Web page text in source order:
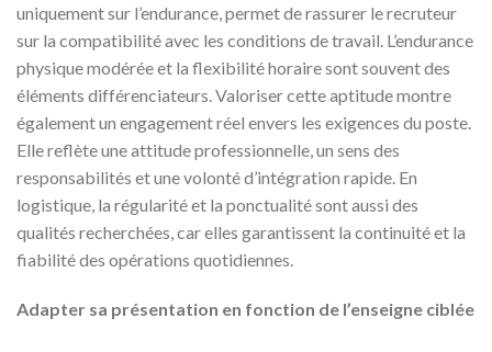
uniquement sur l’endurance, permet de rassurer le recruteur
sur la compatibilité avec les conditions de travail. L’endurance
physique modérée et la flexibilité horaire sont souvent des
éléments différenciateurs. Valoriser cette aptitude montre
également un engagement réel envers les exigences du poste.
Elle reflète une attitude professionnelle, un sens des
responsabilités et une volonté d’intégration rapide. En
logistique, la régularité et la ponctualité sont aussi des
qualités recherchées, car elles garantissent la continuité et la
fiabilité des opérations quotidiennes.
Adapter sa présentation en fonction de l’enseigne ciblée